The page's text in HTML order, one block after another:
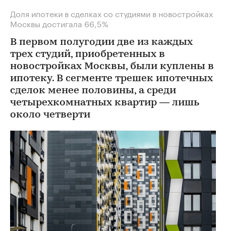
Доля ипотеки в сделках со студиями в новостройках
Москвы достигала 66,5%
В первом полугодии две из каждых
трех студий, приобретенных в
новостройках Москвы, были куплены в
ипотеку. В сегменте трешек ипотечных
сделок менее половины, а среди
четырехкомнатных квартир — лишь
около четверти